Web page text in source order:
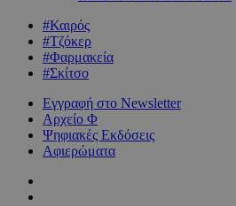
#Καιρός
#Τζόκερ
#Φαρμακεία
#Σκίτσο
Εγγραφή στο Newsletter
Αρχείο Φ
Ψηφιακές Εκδόσεις
Αφιερώματα